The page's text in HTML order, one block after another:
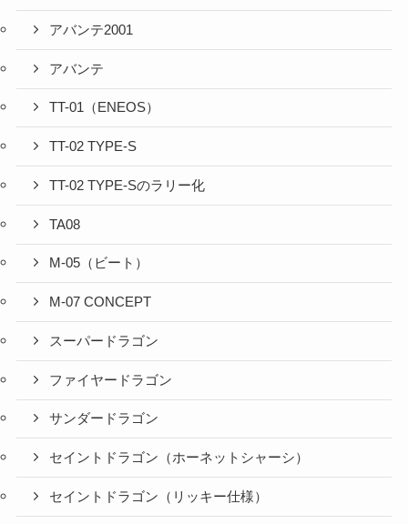
アバンテ2001
アバンテ
TT-01（ENEOS）
TT-02 TYPE-S
TT-02 TYPE-Sのラリー化
TA08
M-05（ビート）
M-07 CONCEPT
スーパードラゴン
ファイヤードラゴン
サンダードラゴン
セイントドラゴン（ホーネットシャーシ）
セイントドラゴン（リッキー仕様）